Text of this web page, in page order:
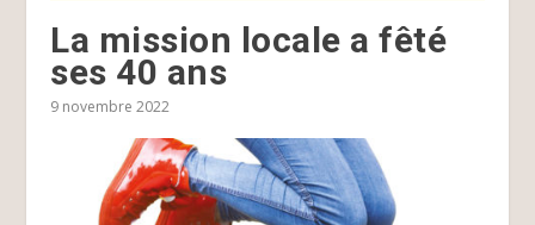
La mission locale a fêté
ses 40 ans
9 novembre 2022